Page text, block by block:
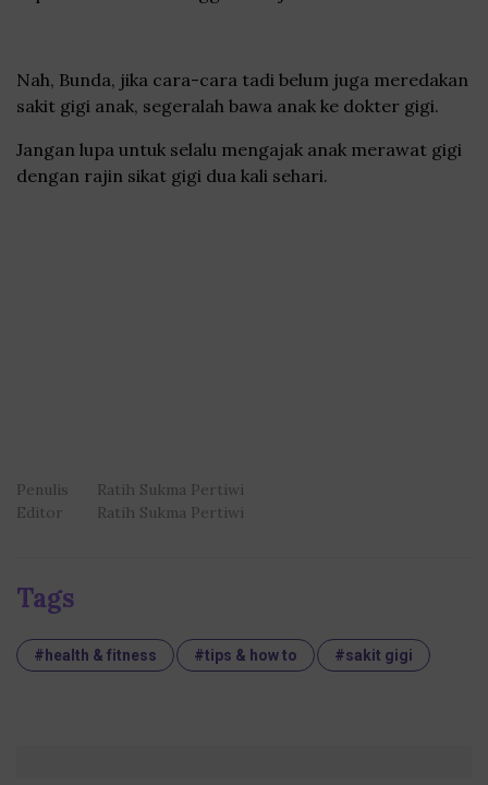
Nah, Bunda, jika cara-cara tadi belum juga meredakan
sakit gigi anak, segeralah bawa anak ke dokter gigi.
Jangan lupa untuk selalu mengajak anak merawat gigi
dengan rajin sikat gigi dua kali sehari.
Penulis
Ratih Sukma Pertiwi
Editor
Ratih Sukma Pertiwi
Tags
#health & fitness #tips & how to #sakit gigi